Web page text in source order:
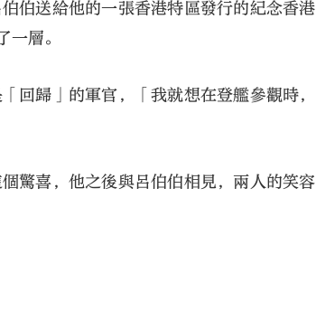
伯送給他的一張香港特區發行的紀念香港
層。
回歸」的軍官，「我就想在登艦參觀時，
驚喜，他之後與呂伯伯相見，兩人的笑容